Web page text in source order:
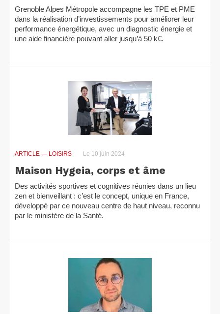
Grenoble Alpes Métropole accompagne les TPE et PME
dans la réalisation d’investissements pour améliorer leur
performance énergétique, avec un diagnostic énergie et
une aide financière pouvant aller jusqu’à 50 k€.
ARTICLE — LOISIRS Le 10 juin 2024
Maison Hygeia, corps et âme
Des activités sportives et cognitives réunies dans un lieu
zen et bienveillant : c’est le concept, unique en France,
développé par ce nouveau centre de haut niveau, reconnu
par le ministère de la Santé.